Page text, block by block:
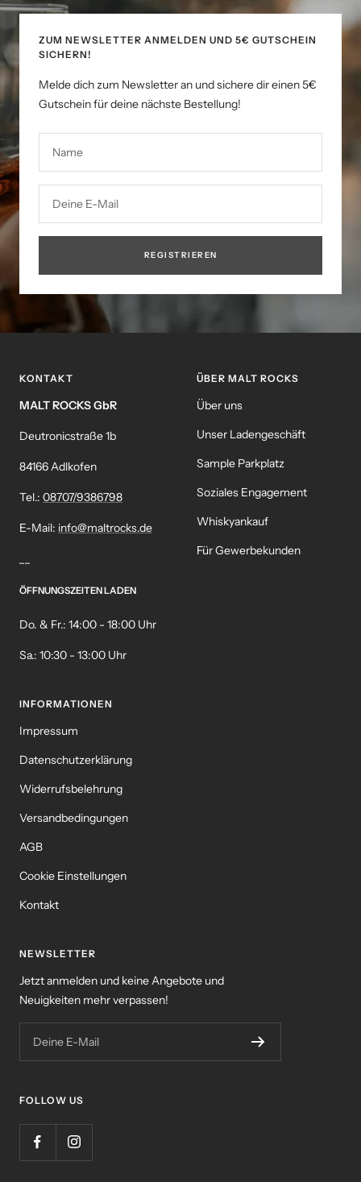
ZUM NEWSLETTER ANMELDEN UND 5€ GUTSCHEIN
SICHERN!
Melde dich zum Newsletter an und sichere dir einen 5€
Gutschein für deine nächste Bestellung!
Name
Deine E-Mail
REGISTRIEREN
KONTAKT
MALT ROCKS GbR
Deutronicstraße 1b
84166 Adlkofen
Tel.: 08707/9386798
E-Mail: info@maltrocks.de
ÖFFNUNGSZEITEN LADEN
Do. & Fr.: 14:00 - 18:00 Uhr
Sa.: 10:30 - 13:00 Uhr
ÜBER MALT ROCKS
Über uns
Unser Ladengeschäft
Sample Parkplatz
Soziales Engagement
Whiskyankauf
Für Gewerbekunden
INFORMATIONEN
Impressum
Datenschutzerklärung
Widerrufsbelehrung
Versandbedingungen
AGB
Cookie Einstellungen
Kontakt
NEWSLETTER
Jetzt anmelden und keine Angebote und
Neuigkeiten mehr verpassen!
Deine E-Mail
FOLLOW US